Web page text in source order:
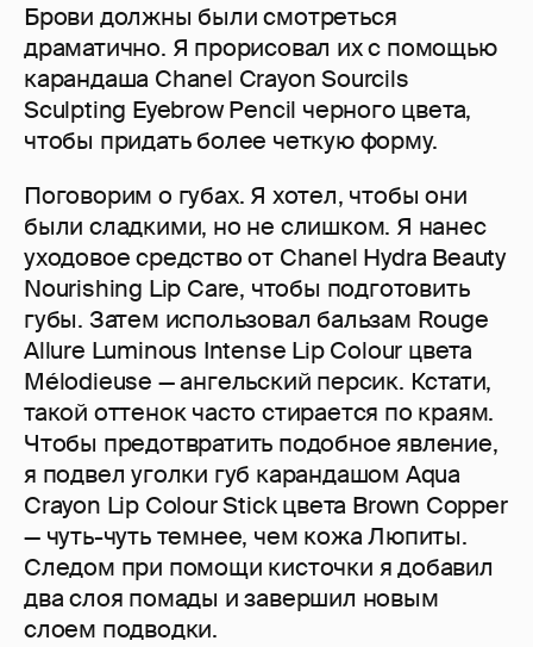
Брови должны были смотреться
драматично. Я прорисовал их с помощью
карандаша Chanel Crayon Sourcils
Sculpting Eyebrow Pencil черного цвета,
чтобы придать более четкую форму.
Поговорим о губах. Я хотел, чтобы они
были сладкими, но не слишком. Я нанес
уходовое средство от Chanel Hydra Beauty
Nourishing Lip Care, чтобы подготовить
губы. Затем использовал бальзам Rouge
Allure Luminous Intense Lip Colour цвета
Mélodieuse — ангельский персик. Кстати,
такой оттенок часто стирается по краям.
Чтобы предотвратить подобное явление,
я подвел уголки губ карандашом Aqua
Crayon Lip Colour Stick цвета Brown Copper
— чуть-чуть темнее, чем кожа Люпиты.
Следом при помощи кисточки я добавил
два слоя помады и завершил новым
слоем подводки.